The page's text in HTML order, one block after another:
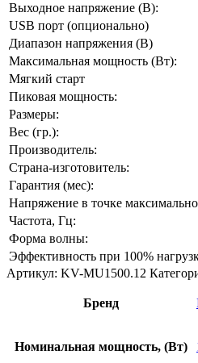
Выходное напряжение (В):
USB порт (опционально)
Диапазон напряжения (В)
Максимальная мощность (Вт):
Мягкий старт
Пиковая мощность:
Размеры:
Вес (гр.):
Производитель:
Страна-изготовитель:
Гарантия (мес):
Напряжение в точке
Частота, Гц:
Форма волны:
Эффективность при 100%
Артикул: KV-MU1500.12
Бренд
Номинальная мощность, (Вт)